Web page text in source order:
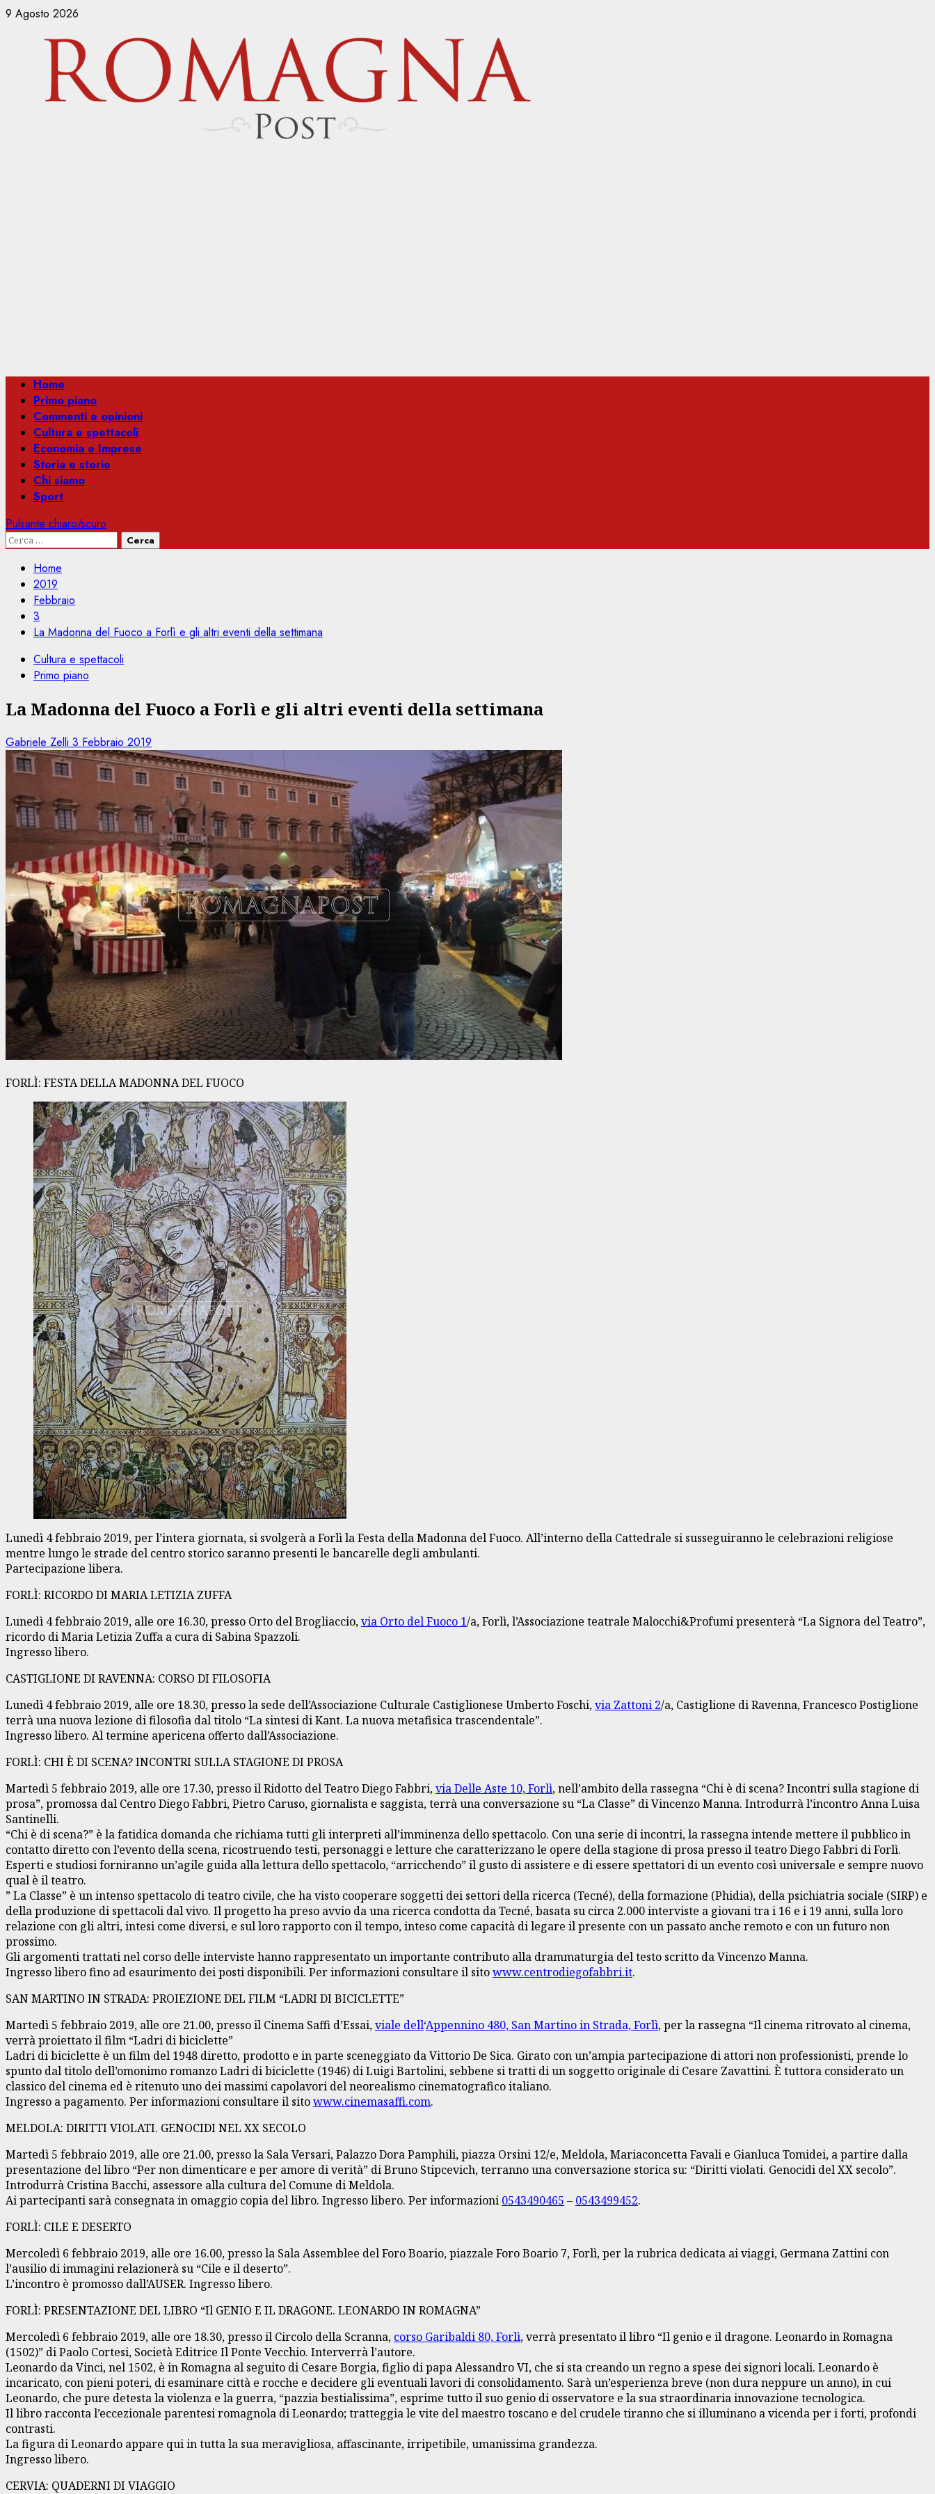
Vai
contenuto
9 Agosto 2026
Menu
principale
Home
Primo piano
Commenti e opinioni
Cultura e spettacoli
Economia e Imprese
Storia e storie
Chi siamo
Sport
Pulsante chiaro/scuro
Ricerca
Home
2019
Febbraio
3
La Madonna del Fuoco a Forlì e gli altri eventi della settimana
Cultura e spettacoli
Primo piano
La Madonna del Fuoco a Forlì e gli altri eventi della settimana
Gabriele Zelli 3 Febbraio 2019
FORLÌ: FESTA DELLA MADONNA DEL FUOCO
Lunedì 4 febbraio 2019, per l’intera giornata, si svolgerà a Forlì la Festa della Madonna del Fuoco. All’interno della Cattedrale si susseguiranno le celebrazioni religiose
mentre lungo le strade del centro storico saranno presenti le bancarelle degli ambulanti.
Partecipazione libera.
FORLÌ: RICORDO DI MARIA LETIZIA ZUFFA
Lunedì 4 febbraio 2019, alle ore 16.30, presso Orto del Brogliaccio,via Orto del Fuoco 1/a, Forlì, l’Associazione teatrale Malocchi&Profumi presenterà “La Signora del Teatro”,
ricordo di Maria Letizia Zuffa a cura di Sabina Spazzoli.
Ingresso libero.
CASTIGLIONE DI RAVENNA: CORSO DI FILOSOFIA
Lunedì 4 febbraio 2019, alle ore 18.30, presso la sede dell’Associazione Culturale Castiglionese Umberto Foschi,via Zattoni 2/a, Castiglione di Ravenna, Francesco Postiglione
terrà una nuova lezione di filosofia dal titolo “La sintesi di Kant. La nuova metafisica trascendentale”.
Ingresso libero. Al termine apericena offerto dall’Associazione.
FORLÌ: CHI È DI SCENA? INCONTRI SULLA STAGIONE DI PROSA
Martedì 5 febbraio 2019, alle ore 17.30, presso il Ridotto del Teatro Diego Fabbri,via Delle Aste 10, Forlì, nell’ambito della rassegna “Chi è di scena? Incontri sulla stagione di
prosa”, promossa dal Centro Diego Fabbri, Pietro Caruso, giornalista e saggista, terrà una conversazione su “La Classe” di Vincenzo Manna. Introdurrà l’incontro Anna Luisa
Santinelli.
“Chi è di scena?” è la fatidica domanda che richiama tutti gli interpreti all’imminenza dello spettacolo. Con una serie di incontri, la rassegna intende mettere il pubblico in
contatto diretto con l’evento della scena, ricostruendo testi, personaggi e letture che caratterizzano le opere della stagione di prosa presso il teatro Diego Fabbri di Forlì.
Esperti e studiosi forniranno un’agile guida alla lettura dello spettacolo, “arricchendo” il gusto di assistere e di essere spettatori di un evento così universale e sempre nuovo
qual è il teatro.
” La Classe” è un intenso spettacolo di teatro civile, che ha visto cooperare soggetti dei settori della ricerca (Tecné), della formazione (Phidia), della psichiatria sociale (SIRP) e
della produzione di spettacoli dal vivo. Il progetto ha preso avvio da una ricerca condotta da Tecné, basata su circa 2.000 interviste a giovani tra i 16 e i 19 anni, sulla loro
relazione con gli altri, intesi come diversi, e sul loro rapporto con il tempo, inteso come capacità di legare il presente con un passato anche remoto e con un futuro non
prossimo.
Gli argomenti trattati nel corso delle interviste hanno rappresentato un importante contributo alla drammaturgia del testo scritto da Vincenzo Manna.
Ingresso libero fino ad esaurimento dei posti disponibili. Per informazioni consultare il sitowww.centrodiegofabbri.it.
SAN MARTINO IN STRADA: PROIEZIONE DEL FILM “LADRI DI BICICLETTE”
Martedì 5 febbraio 2019, alle ore 21.00, presso il Cinema Saffi d’Essai,viale dell‘Appennino 480, San Martino in Strada, Forlì, per la rassegna “Il cinema ritrovato al cinema,
verrà proiettato il film “Ladri di biciclette”
Ladri di biciclette è un film del 1948 diretto, prodotto e in parte sceneggiato da Vittorio De Sica. Girato con un’ampia partecipazione di attori non professionisti, prende lo
spunto dal titolo dell’omonimo romanzo Ladri di biciclette (1946) di Luigi Bartolini, sebbene si tratti di un soggetto originale di Cesare Zavattini. È tuttora considerato un
classico del cinema ed è ritenuto uno dei massimi capolavori del neorealismo cinematografico italiano.
Ingresso a pagamento. Per informazioni consultare il sitowww.cinemasaffi.com.
MELDOLA: DIRITTI VIOLATI. GENOCIDI NEL XX SECOLO
Martedì 5 febbraio 2019, alle ore 21.00, presso la Sala Versari, Palazzo Dora Pamphili, piazza Orsini 12/e, Meldola, Mariaconcetta Favali e Gianluca Tomidei, a partire dalla
presentazione del libro “Per non dimenticare e per amore di verità” di Bruno Stipcevich, terranno una conversazione storica su: “Diritti violati. Genocidi del XX secolo”.
Introdurrà Cristina Bacchi, assessore alla cultura del Comune di Meldola.
Ai partecipanti sarà consegnata in omaggio copia del libro. Ingresso libero. Per informazioni 0543490465 – 0543499452.
FORLÌ: CILE E DESERTO
Mercoledì 6 febbraio 2019, alle ore 16.00, presso la Sala Assemblee del Foro Boario, piazzale Foro Boario 7, Forlì, per la rubrica dedicata ai viaggi, Germana Zattini con
l’ausilio di immagini relazionerà su “Cile e il deserto”.
L’incontro è promosso dall’AUSER. Ingresso libero.
FORLÌ: PRESENTAZIONE DEL LIBRO “Il GENIO E IL DRAGONE. LEONARDO IN ROMAGNA”
Mercoledì 6 febbraio 2019, alle ore 18.30, presso il Circolo della Scranna, corso Garibaldi 80, Forlì, verrà presentato il libro “Il genio e il dragone. Leonardo in Romagna
(1502)” di Paolo Cortesi, Società Editrice Il Ponte Vecchio. Interverrà l’autore.
Leonardo da Vinci, nel 1502, è in Romagna al seguito di Cesare Borgia, figlio di papa Alessandro VI, che si sta creando un regno a spese dei signori locali. Leonardo è
incaricato, con pieni poteri, di esaminare città e rocche e decidere gli eventuali lavori di consolidamento. Sarà un’esperienza breve (non dura neppure un anno), in cui
Leonardo, che pure detesta la violenza e la guerra, “pazzia bestialissima”, esprime tutto il suo genio di osservatore e la sua straordinaria innovazione tecnologica.
Il libro racconta l’eccezionale parentesi romagnola di Leonardo; tratteggia le vite del maestro toscano e del crudele tiranno che si illuminano a vicenda per i forti, profondi
contrasti.
La figura di Leonardo appare qui in tutta la sua meravigliosa, affascinante, irripetibile, umanissima grandezza.
Ingresso libero.
CERVIA: QUADERNI DI VIAGGIO